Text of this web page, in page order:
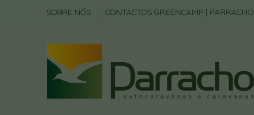
SOBRE NÓS CONTACTOS GREENCAMP | PARRACHO